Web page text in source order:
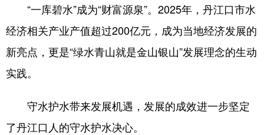
“一库碧水”成为“财富源泉”。2025年，丹江口市水
经济相关产业产值超过200亿元，成为当地经济发展的
新亮点，更是“绿水青山就是金山银山”发展理念的生动
实践。
守水护水带来发展机遇，发展的成效进一步坚定
了丹江口人的守水护水决心。